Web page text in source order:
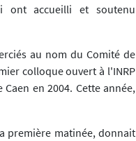
ont accueilli et soutenu
au nom du Comité de
colloque ouvert à l'INRP
en 2004. Cette année,
première matinée, donnait